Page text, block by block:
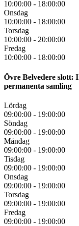
10:00:00 - 18:00:00
Onsdag
10:00:00 - 18:00:00
Torsdag
10:00:00 - 20:00:00
Fredag
10:00:00 - 18:00:00
Övre Belvedere slott:
permanenta samling
Lördag
09:00:00 - 19:00:00
Söndag
09:00:00 - 19:00:00
Måndag
09:00:00 - 19:00:00
Tisdag
09:00:00 - 19:00:00
Onsdag
09:00:00 - 19:00:00
Torsdag
09:00:00 - 19:00:00
Fredag
09:00:00 - 19:00:00